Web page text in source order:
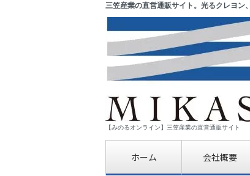
三笠産業の直営通販サイト。光るクレヨン
【みのるオンライン】三笠産業の直営通販サイト
ホーム 会社概要